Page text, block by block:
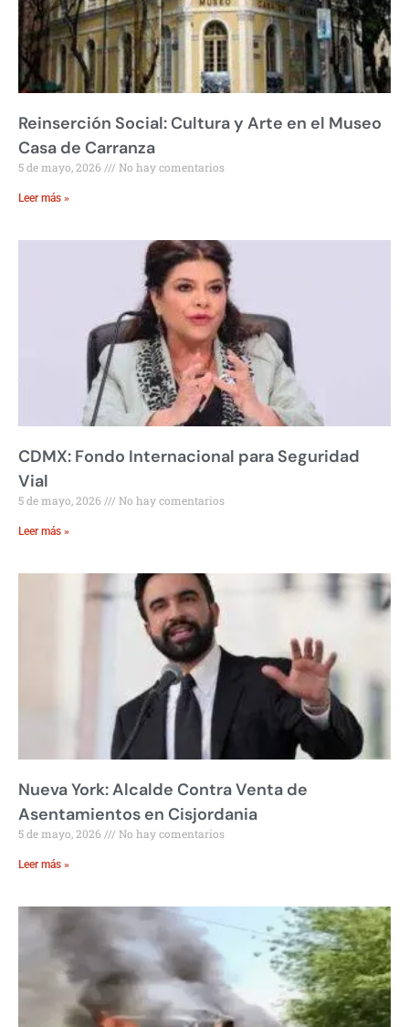
Reinserción Social: Cultura y Arte en el Museo
Casa de Carranza
5 de mayo, 2026 No hay comentarios
Leer más »
CDMX: Fondo Internacional para Seguridad
Vial
5 de mayo, 2026 No hay comentarios
Leer más »
Nueva York: Alcalde Contra Venta de
Asentamientos en Cisjordania
5 de mayo, 2026 No hay comentarios
Leer más »